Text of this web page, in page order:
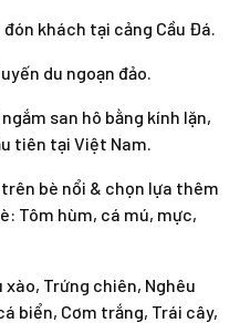
khách tại cảng Cầu Đá.
du ngoạn đảo.
san hô bằng kính lặn,
tiên tại Việt Nam.
bè nổi & chọn lựa thêm
Tôm hùm, cá mú, mực,
xào, Trứng chiên, Nghêu
biển, Cơm trắng, Trái cây,